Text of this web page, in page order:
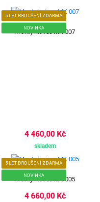
5 LET BROUŠENÍ ZDARMA
NOVINKA
Monty knives MK 007
4 460,00 Kč
skladem
5 LET BROUŠENÍ ZDARMA
NOVINKA
Monty knives MK 005
4 660,00 Kč